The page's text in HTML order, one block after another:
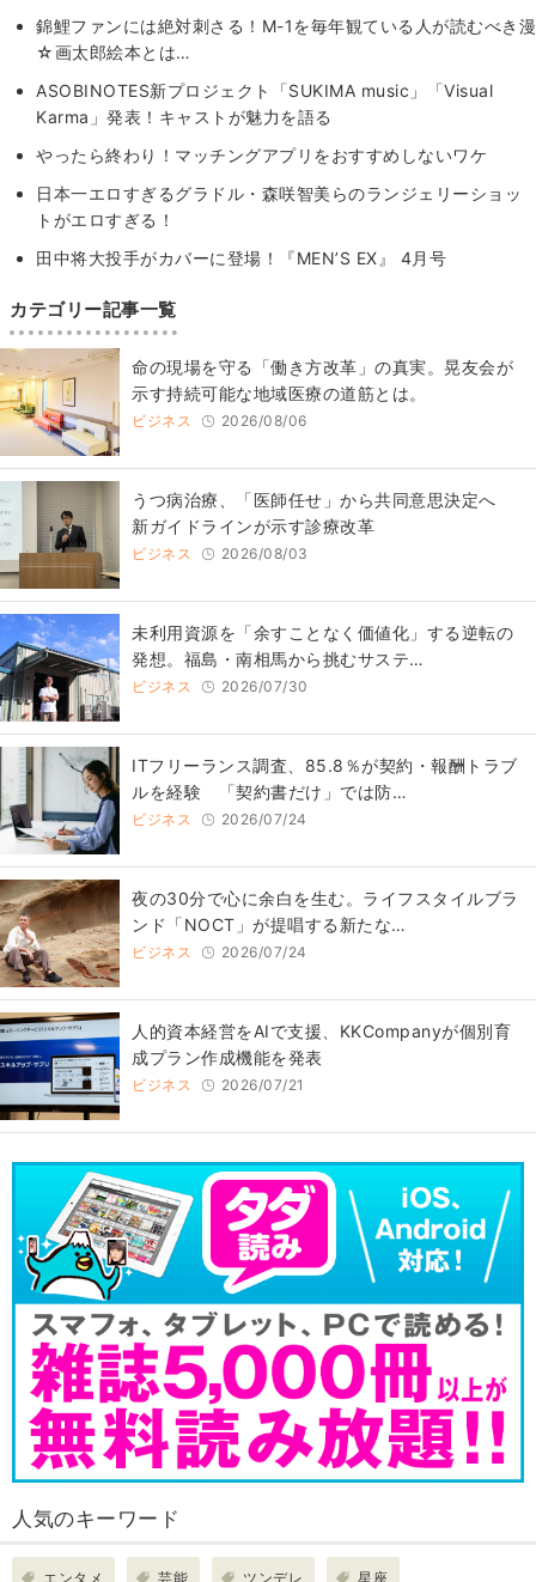
錦鯉ファンには絶対刺さる！M-1を毎年観ている人が読むべき漫
☆画太郎絵本とは…
ASOBINOTES新プロジェクト「SUKIMA music」「Visual
Karma」発表！キャストが魅力を語る
やったら終わり！マッチングアプリをおすすめしないワケ
日本一エロすぎるグラドル・森咲智美らのランジェリーショッ
トがエロすぎる！
田中将大投手がカバーに登場！『MEN’S EX』 4月号
カテゴリー記事一覧
​命の現場を守る「働き方改革」の真実。晃友会が
示す持続可能な地域医療の道筋とは。
ビジネス 2026/08/06
うつ病治療、「医師任せ」から共同意思決定へ
新ガイドラインが示す診療改革
ビジネス 2026/08/03
​​未利用資源を「余すことなく価値化」する逆転の
発想。福島・南相馬から挑むサステ…
ビジネス 2026/07/30
ITフリーランス調査、85.8％が契約・報酬トラブ
ルを経験 「契約書だけ」では防…
ビジネス 2026/07/24
​夜の30分で心に余白を生む。ライフスタイルブラ
ンド「NOCT」が提唱する新たな…
ビジネス 2026/07/24
人的資本経営をAIで支援、KKCompanyが個別育
成プラン作成機能を発表
ビジネス 2026/07/21
人気のキーワード
エンタメ 芸能 ツンデレ 星座